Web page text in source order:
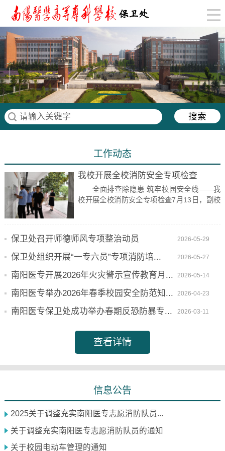
工作动态
我校开展全校消防安全专项检查
全面排查除隐患 筑牢校园安全线——我
校开展全校消防安全专项检查7月13日，副校
保卫处召开师德师风专项整治动员 2026-05-29
保卫处组织开展“一专六员”专项消防培... 2026-05-27
南阳医专开展2026年火灾警示宣传教育月... 2026-05-14
南阳医专举办2026年春季校园安全防范知... 2026-04-23
南阳医专保卫处成功举办春期反恐防暴专... 2026-03-11
查看详情
信息公告
2025关于调整充实南阳医专志愿消防队员...
关于调整充实南阳医专志愿消防队员的通知
关于校园电动车管理的通知